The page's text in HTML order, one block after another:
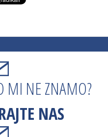
MI NE ZNAMO?
NAS